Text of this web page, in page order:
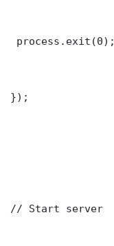
process.exit(0);
});
// Start server